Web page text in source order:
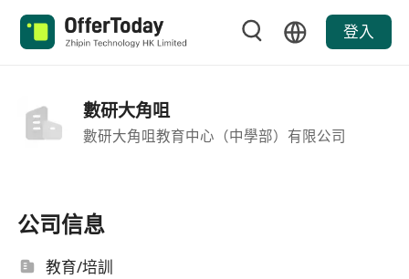
登入
數研大角咀
數研大角咀教育中心（中學部）有限公司
公司信息
教育/培訓